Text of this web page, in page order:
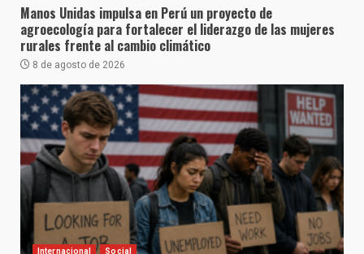
Manos Unidas impulsa en Perú un proyecto de
agroecología para fortalecer el liderazgo de las mujeres
rurales frente al cambio climático
8 de agosto de 2026
Internacional Social